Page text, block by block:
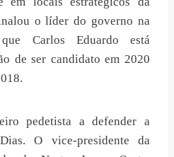
o líder do governo na
que Carlos Eduardo está
de ser candidato em 2020
pedetista a defender a
O vice-presidente da